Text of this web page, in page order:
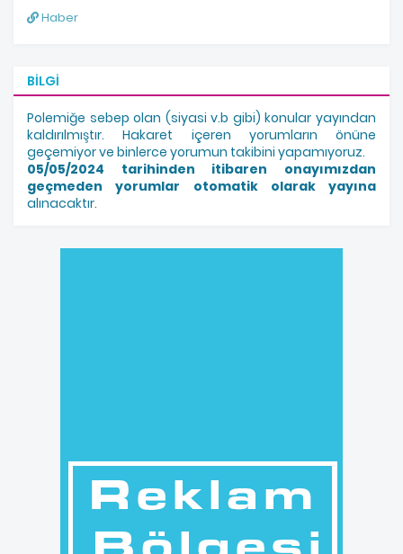
Haber
BILGI
Polemiğe sebep olan (siyasi v.b gibi) konular yayından
kaldırılmıştır. Hakaret içeren yorumların önüne
geçemiyor ve binlerce yorumun takibini yapamıyoruz.
05/05/2024 tarihinden itibaren onayımızdan
geçmeden yorumlar otomatik olarak yayına
alınacaktır.